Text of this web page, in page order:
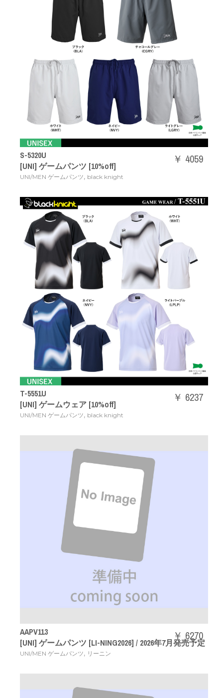
S-5320U
[UNI] ゲームパンツ [10%off]
UNI/MEN ゲームパンツ, black knight
￥ 4059
T-5551U
[UNI] ゲームウェア [10%off]
UNI/MEN ゲームパンツ, black knight
￥ 6237
AAPV113
[UNI] ゲームパンツ [LI-NING2026] / 2026年7月発売予定
UNI/MEN ゲームパンツ, リーニン
￥ 6270